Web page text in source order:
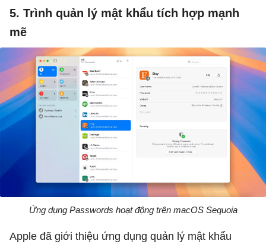
5. Trình quản lý mật khẩu tích hợp mạnh
mẽ
Ứng dụng Passwords hoạt động trên macOS Sequoia
Apple đã giới thiệu ứng dụng quản lý mật khẩu